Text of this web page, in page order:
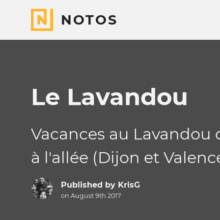
NOTOS
Le Lavandou
Vacances au Lavandou
à l'allée (Dijon et
Published by KrisG
on August 9th 2017